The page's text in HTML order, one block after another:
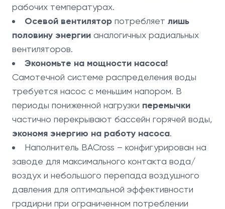
рабочих температурах.
Осевой вентилятор потребляет лишь
половину энергии аналогичных радиальных
вентиляторов.
Экономьте на мощности насоса!
Самотечной системе распределения воды
требуется насос с меньшим напором. В
периоды пониженной нагрузки перемычки
частично перекрывают бассейн горячей воды,
экономя энергию на работу насоса.
Наполнитель BACross – конфигурирован на
заводе для максимального контакта вода/
воздух и небольшого перепада воздушного
давления для оптимальной эффективности
градирни при ограниченном потреблении